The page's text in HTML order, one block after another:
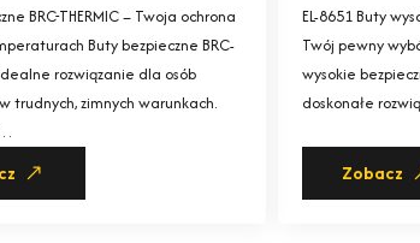
BRC-THERMIC – Twoja ochrona
Buty bezpieczne BRC-
rozwiązanie dla osób
trudnych, zimnych warunkach.
EL-8651 Buty
Twój pewny
wysokie
doskonałe
Zobacz